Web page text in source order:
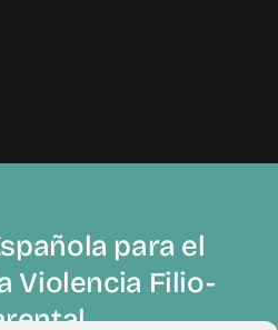
para el
Violencia Filio-